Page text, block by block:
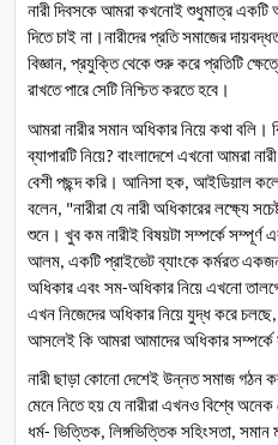
নারীদিবসকেআমরাকখনোইশুধুমাত্রএকটি
দিতেচাইনা।নারীদেরপ্রতিসমাজের
বিজ্ঞান, প্রযুক্তিথেকেশুরুকরেপ্রতিটি
রাখতেপারেসেটিনিশ্চিতকরতেহবে।
আমরানারীরসমানঅধিকারনিয়েকথাবলি।
ব্যাপারটিনিয়ে? বাংলাদেশেএখনোআমরানারী
বেশীপছন্দকরি। আনিসাহক, আইডিয়াল
বলেন, "নারীরাযেনারীঅধিকারেরলক্ষ্যে
শুনে। খুবকমনারীইবিষয়টাসম্পর্কেসম্পূর্ণ
আলম, একটিপ্রাইভেটব্যাংকেকর্মরত
অধিকারএবং সম-অধিকারনিয়েএখনো
এখননিজেদেরঅধিকারনিয়েযুদ্ধকরেচলছে,
আসলেইকিআমরাআমাদেরঅধিকারসম্পর্কে
নারীছাড়াকোনোদেশেইউন্নতসমাজগঠন
মেনেনিতেহয়যেনারীরাএখনওবিশ্বেঅনেক
ধর্ম- ভিত্তিক, লিঙ্গভিত্তিকসহিংসতা, সমান